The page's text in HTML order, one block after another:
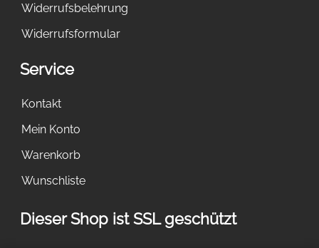
Widerrufsbelehrung
Widerrufsformular
Service
Kontakt
Mein Konto
Warenkorb
Wunschliste
Dieser Shop ist SSL geschützt